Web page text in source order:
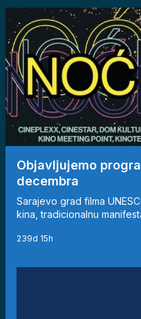
Objavljujemo
decembra
Sarajevo grad filma
kina, tradicionalnu
239d 15h